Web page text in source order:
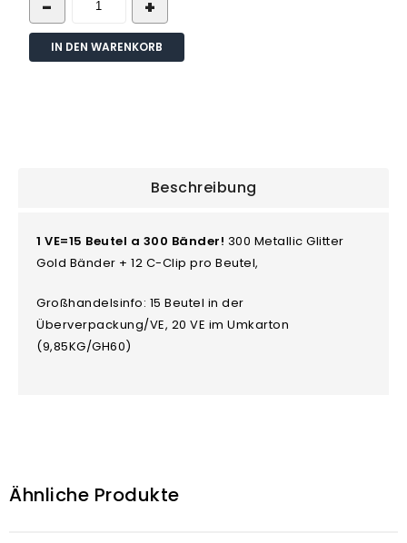
IN DEN WARENKORB
Beschreibung
1 VE=15 Beutel a 300 Bänder! 300 Metallic Glitter
Gold Bänder + 12 C-Clip pro Beutel,
Großhandelsinfo: 15 Beutel in der
Überverpackung/VE, 20 VE im Umkarton
(9,85KG/GH60)
Ähnliche Produkte